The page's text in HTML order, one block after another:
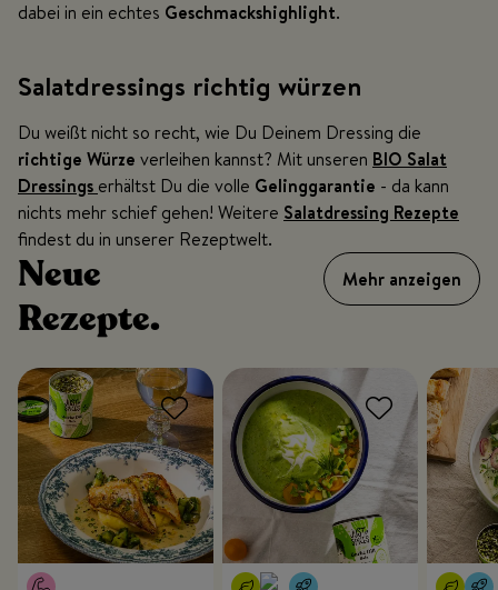
dabei in ein echtes Geschmackshighlight.
Salatdressings richtig würzen
Du weißt nicht so recht, wie Du Deinem Dressing die
richtige Würze verleihen kannst? Mit unseren BIO Salat
Dressings erhältst Du die volle Gelinggarantie - da kann
nichts mehr schief gehen! Weitere Salatdressing Rezepte
findest du in unserer Rezeptwelt.
Neue
Rezepte.
Mehr anzeigen